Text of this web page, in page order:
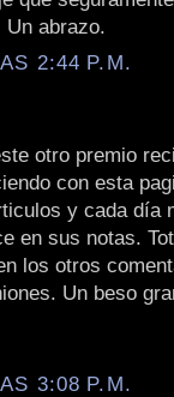
abrazo.
2:44 P.M.
otro premio
con esta
y cada día
en sus notas.
los otros
Un beso
3:08 P.M.